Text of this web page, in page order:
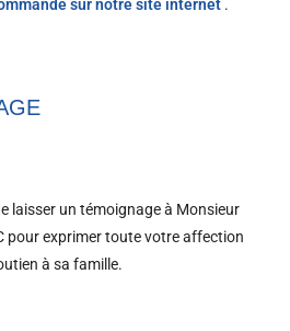
sur notre site internet .
laisser un témoignage à Monsieur
pour exprimer toute votre affection
à sa famille.